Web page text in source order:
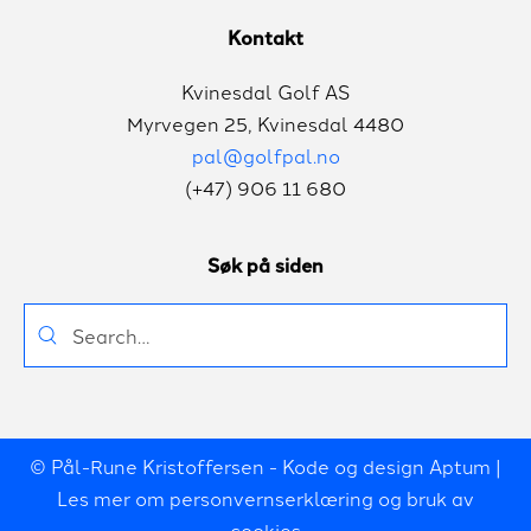
Kontakt
Kvinesdal Golf AS
Myrvegen 25, Kvinesdal 4480
pal@golfpal.no
(+47) 906 11 680
Søk på siden
etter:
© Pål-Rune Kristoffersen - Kode og design Aptum |
Les mer om personvernserklæring og bruk av